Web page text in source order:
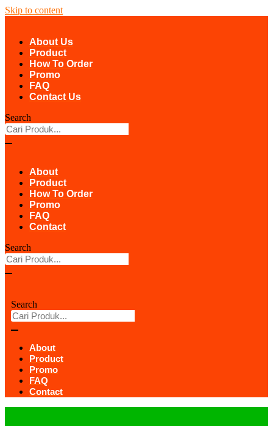
Skip to content
About Us
Product
How To Order
Promo
FAQ
Contact Us
Search
About
Product
How To Order
Promo
FAQ
Contact
Search
Search
About
Product
Promo
FAQ
Contact